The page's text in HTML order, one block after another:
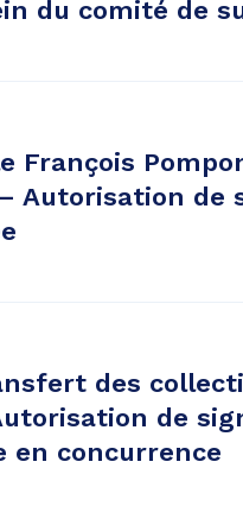
du comité de
François
Autorisation de
des
de
en concurrence